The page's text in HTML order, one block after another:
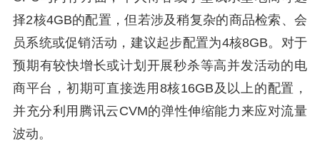
择2核4GB的配置，但若涉及稍复杂的商品检索、会
员系统或促销活动，建议起步配置为4核8GB。对于
预期有较快增长或计划开展秒杀等高并发活动的电
商平台，初期可直接选用8核16GB及以上的配置，
并充分利用腾讯云CVM的弹性伸缩能力来应对流量
波动。